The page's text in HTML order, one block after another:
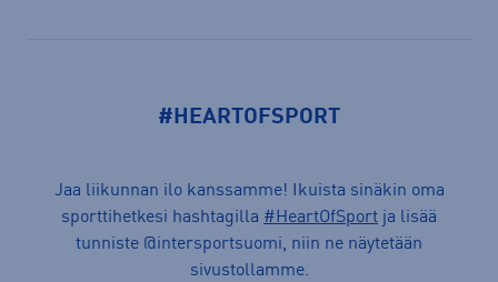
#HEARTOFSPORT
Jaa liikunnan ilo kanssamme! Ikuista sinäkin oma
sporttihetkesi hashtagilla #HeartOfSport ja lisää
tunniste @intersportsuomi, niin ne näytetään
sivustollamme.